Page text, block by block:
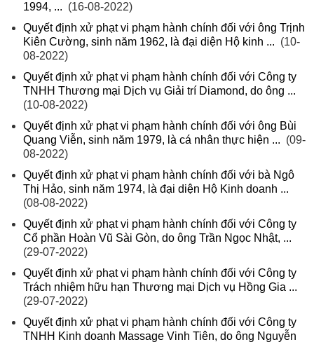
1994, ... (16-08-2022)
Quyết định xử phạt vi phạm hành chính đối với ông Trịnh
Kiên Cường, sinh năm 1962, là đại diện Hộ kinh ... (10-
08-2022)
Quyết định xử phạt vi phạm hành chính đối với Công ty
TNHH Thương mại Dịch vụ Giải trí Diamond, do ông ...
(10-08-2022)
Quyết định xử phạt vi phạm hành chính đối với ông Bùi
Quang Viễn, sinh năm 1979, là cá nhân thực hiện ... (09-
08-2022)
Quyết định xử phạt vi phạm hành chính đối với bà Ngô
Thị Hảo, sinh năm 1974, là đại diện Hộ Kinh doanh ...
(08-08-2022)
Quyết định xử phạt vi phạm hành chính đối với Công ty
Cổ phần Hoàn Vũ Sài Gòn, do ông Trần Ngọc Nhật, ...
(29-07-2022)
Quyết định xử phạt vi phạm hành chính đối với Công ty
Trách nhiệm hữu hạn Thương mại Dịch vụ Hồng Gia ...
(29-07-2022)
Quyết định xử phạt vi phạm hành chính đối với Công ty
TNHH Kinh doanh Massage Vinh Tiên, do ông Nguyễn